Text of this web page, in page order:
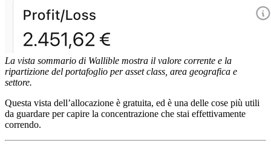
La vista sommario di Wallible mostra il valore corrente e la
ripartizione del portafoglio per asset class, area geografica e
settore.
Questa vista dell’allocazione è gratuita, ed è una delle cose più utili
da guardare per capire la concentrazione che stai effettivamente
correndo.